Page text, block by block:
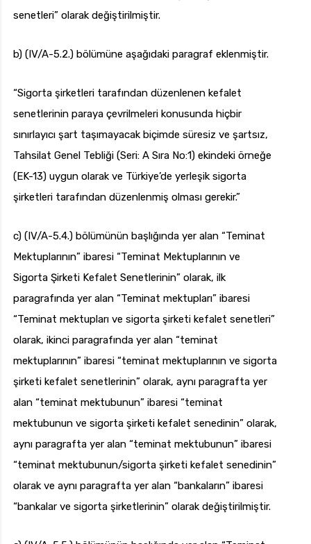
senetleri” olarak değiştirilmiştir.
b) (IV/A-5.2.) bölümüne aşağıdaki paragraf eklenmiştir.
“Sigorta şirketleri tarafından düzenlenen kefalet
senetlerinin paraya çevrilmeleri konusunda hiçbir
sınırlayıcı şart taşımayacak biçimde süresiz ve şartsız,
Tahsilat Genel Tebliği (Seri: A Sıra No:1) ekindeki örneğe
(EK-13) uygun olarak ve Türkiye’de yerleşik sigorta
şirketleri tarafından düzenlenmiş olması gerekir.”
c) (IV/A-5.4.) bölümünün başlığında yer alan “Teminat
Mektuplarının” ibaresi “Teminat Mektuplarının ve
Sigorta Şirketi Kefalet Senetlerinin” olarak, ilk
paragrafında yer alan “Teminat mektupları” ibaresi
“Teminat mektupları ve sigorta şirketi kefalet senetleri”
olarak, ikinci paragrafında yer alan “teminat
mektuplarının” ibaresi “teminat mektuplarının ve sigorta
şirketi kefalet senetlerinin” olarak, aynı paragrafta yer
alan “teminat mektubunun” ibaresi “teminat
mektubunun ve sigorta şirketi kefalet senedinin” olarak,
aynı paragrafta yer alan “teminat mektubunun” ibaresi
“teminat mektubunun/sigorta şirketi kefalet senedinin”
olarak ve aynı paragrafta yer alan “bankaların” ibaresi
“bankalar ve sigorta şirketlerinin” olarak değiştirilmiştir.